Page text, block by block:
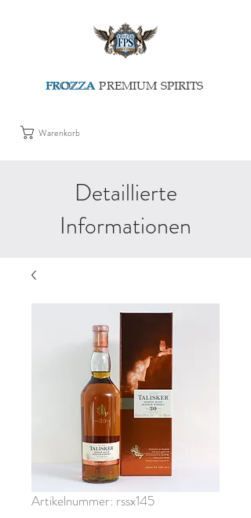
FROZZA PREMIUM SPIRITS
FROZZA
Warenkorb
Detaillierte
Informationen
Artikelnummer: rssx145